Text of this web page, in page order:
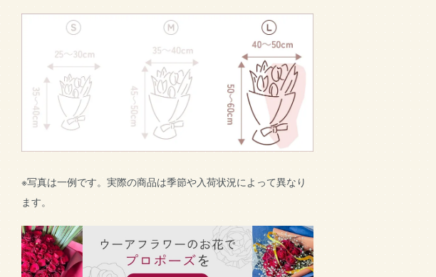
※写真は一例です。実際の商品は季節や入荷状況によって異なり
ます。